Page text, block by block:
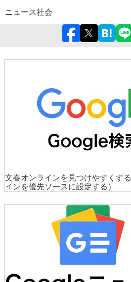
ニュース社会
文春オンラインを見つけやすくする
インを優先ソースに設定する）